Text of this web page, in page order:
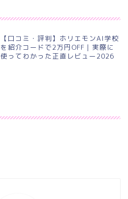
【口コミ・評判】ホリエモンAI学校
を紹介コードで2万円OFF｜実際に
使ってわかった正直レビュー2026